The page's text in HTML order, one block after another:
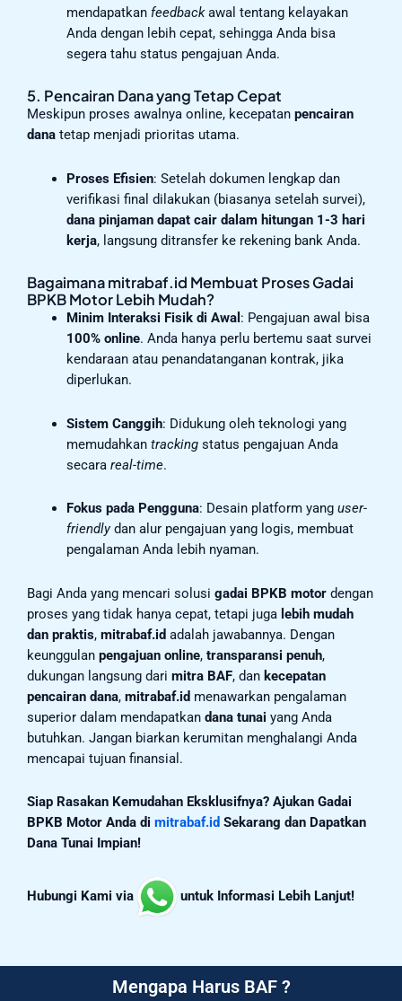
mendapatkan feedbackawal tentang kelayakan
Anda dengan lebih cepat, sehingga Anda bisa
segera tahu status pengajuan Anda.
5. Pencairan Dana yang Tetap Cepat
Meskipun proses awalnya online, kecepatan pencairan
dana tetap menjadi prioritas utama.
Proses Efisien: Setelah dokumen lengkap dan
verifikasi final dilakukan (biasanya setelah survei),
dana pinjaman dapat cair dalam hitungan 1-3 hari
kerja, langsung ditransfer ke rekening bank Anda.
Bagaimana mitrabaf.id Membuat Proses Gadai
BPKB Motor Lebih Mudah?
Minim Interaksi Fisik di Awal : Pengajuan awal bisa
100% online. Anda hanya perlu bertemu saat survei
kendaraan atau penandatanganan kontrak, jika
diperlukan.
Sistem Canggih: Didukung oleh teknologi yang
memudahkan trackingstatus pengajuan Anda
secara real-time.
Fokus pada Pengguna: Desain platform yang user-
friendlydan alur pengajuan yang logis, membuat
pengalaman Anda lebih nyaman.
Bagi Anda yang mencari solusi gadai BPKB motor dengan
proses yang tidak hanya cepat, tetapi juga lebih mudah
dan praktis, mitrabaf.id adalah jawabannya. Dengan
keunggulan pengajuan online, transparansi penuh,
dukungan langsung dari mitra BAF, dan kecepatan
pencairan dana, mitrabaf.id menawarkan pengalaman
superior dalam mendapatkan dana tunai yang Anda
butuhkan. Jangan biarkan kerumitan menghalangi Anda
mencapai tujuan finansial.
Siap Rasakan Kemudahan Eksklusifnya? Ajukan Gadai
BPKB Motor Anda di mitrabaf.id Sekarang dan Dapatkan
Dana Tunai Impian!
Hubungi Kami via untuk Informasi Lebih Lanjut!
Mengapa Harus BAF ?